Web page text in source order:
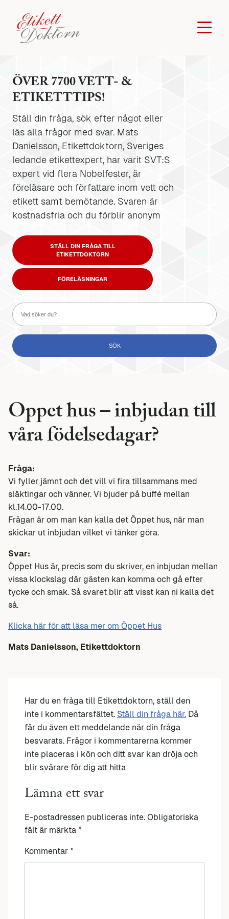
ÖVER 7700 VETT- &
ETIKETTTIPS!
Ställ din fråga, sök efter något eller
läs alla frågor med svar. Mats
Danielsson, Etikettdoktorn, Sveriges
ledande etikettexpert, har varit SVT:S
expert vid flera Nobelfester, är
föreläsare och författare inom vett och
etikett samt bemötande. Svaren är
kostnadsfria och du förblir anonym
STÄLL DIN FRÅGA TILL
ETIKETTDOKTORN
FÖRELÄSNINGAR
Oppet hus – inbjudan till
våra födelsedagar?
Fråga:
Vi fyller jämnt och det vill vi fira tillsammans med
släktingar och vänner. Vi bjuder på buffé mellan
kl.14.00-17.00.
Frågan är om man kan kalla det Öppet hus, när man
skickar ut inbjudan vilket vi tänker göra.
Svar:
Öppet Hus är, precis som du skriver, en inbjudan mellan
vissa klockslag där gästen kan komma och gå efter
tycke och smak. Så svaret blir att visst kan ni kalla det
så.
Klicka här för att läsa mer om Öppet Hus
Mats Danielsson, Etikettdoktorn
Har du en fråga till Etikettdoktorn, ställ den
inte i kommentarsfältet. Ställ din fråga här. Då
får du även ett meddelande när din fråga
besvarats. Frågor i kommentarerna kommer
inte placeras i kön och ditt svar kan dröja och
blir svårare för dig att hitta
Lämna ett svar
E-postadressen publiceras inte. Obligatoriska
fält är märkta *
Kommentar *